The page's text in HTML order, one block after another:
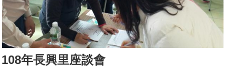
108年長興里座談會